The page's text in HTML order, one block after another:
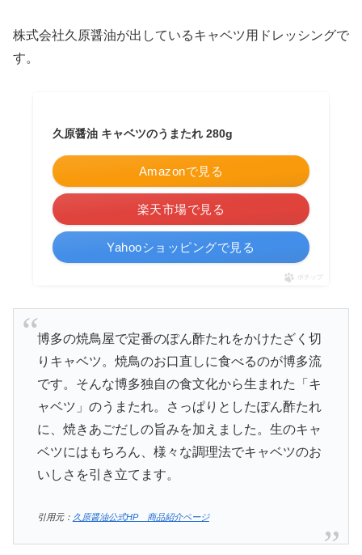
株式会社久原醤油が出しているキャベツ用ドレッシングで
す。
久原醤油 キャベツのうまたれ 280g
Amazonで見る
楽天市場で見る
Yahooショッピングで見る
ポチップ
博多の焼鳥屋で定番のぽん酢たれをかけたざく切
りキャベツ。焼鳥のお口直しに食べるのが博多流
です。そんな博多独自の食文化から生まれた「キ
ャベツ」のうまたれ。さっぱりとしたぽん酢たれ
に、焼きあごだしの旨みを加えました。生のキャ
ベツにはもちろん、様々な調理法でキャベツのお
いしさを引き立てます。
引用元： 久原醤油公式HP 商品紹介ページ